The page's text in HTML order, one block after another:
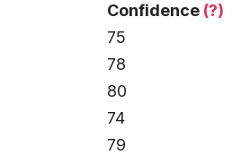
Confidence (?)
75
78
80
74
79